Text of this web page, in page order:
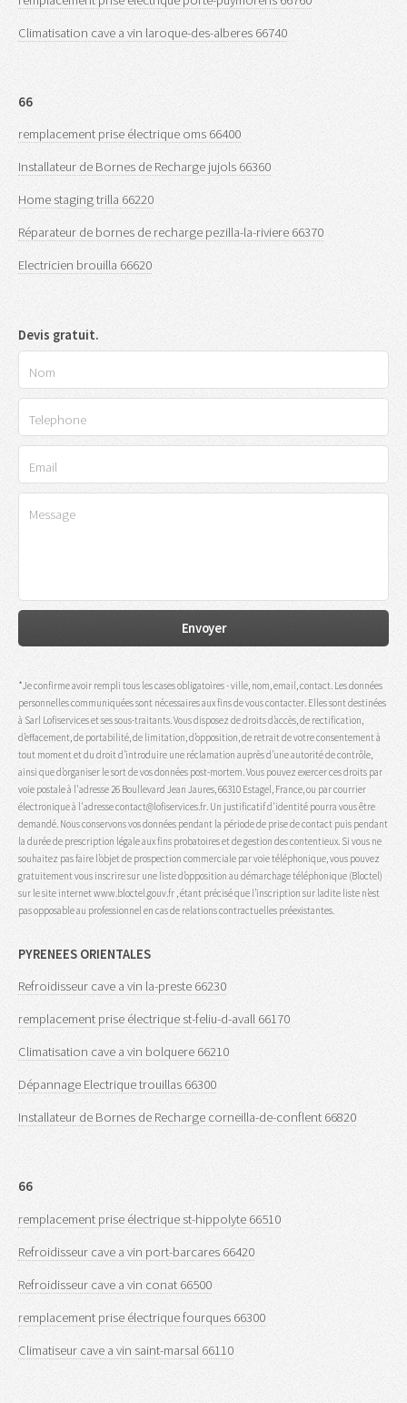
Climatisation cave a vin laroque-des-alberes 66740
66
remplacement prise électrique oms 66400
Installateur de Bornes de Recharge jujols 66360
Home staging trilla 66220
Réparateur de bornes de recharge pezilla-la-riviere 66370
Electricien brouilla 66620
Devis gratuit.
*Je confirme avoir rempli tous les cases obligatoires - ville, nom, email, contact. Les données
personnelles communiquées sont nécessaires aux fins de vous contacter. Elles sont destinées
à Sarl Lofiservices et ses sous-traitants. Vous disposez de droits d’accès, de rectification,
d’effacement, de portabilité, de limitation, d’opposition, de retrait de votre consentement à
tout moment et du droit d’introduire une réclamation auprès d’une autorité de contrôle,
ainsi que d’organiser le sort de vos données post-mortem. Vous pouvez exercer ces droits par
voie postale à l'adresse 26 Boullevard Jean Jaures, 66310 Estagel, France, ou par courrier
électronique à l'adresse contact@lofiservices.fr. Un justificatif d'identité pourra vous être
demandé. Nous conservons vos données pendant la période de prise de contact puis pendant
la durée de prescription légale aux fins probatoires et de gestion des contentieux. Si vous ne
souhaitez pas faire l’objet de prospection commerciale par voie téléphonique, vous pouvez
gratuitement vous inscrire sur une liste d’opposition au démarchage téléphonique (Bloctel)
sur le site internet www.bloctel.gouv.fr , étant précisé que l’inscription sur ladite liste n’est
pas opposable au professionnel en cas de relations contractuelles préexistantes.
PYRENEES ORIENTALES
Refroidisseur cave a vin la-preste 66230
remplacement prise électrique st-feliu-d-avall 66170
Climatisation cave a vin bolquere 66210
Dépannage Electrique trouillas 66300
Installateur de Bornes de Recharge corneilla-de-conflent 66820
66
remplacement prise électrique st-hippolyte 66510
Refroidisseur cave a vin port-barcares 66420
Refroidisseur cave a vin conat 66500
remplacement prise électrique fourques 66300
Climatiseur cave a vin saint-marsal 66110